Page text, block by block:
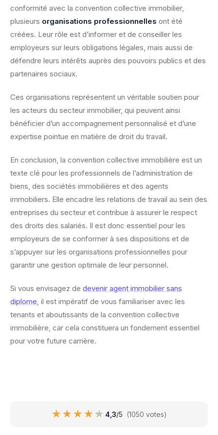
conformité avec la convention collective immobilier,
plusieurs organisations professionnelles ont été
créées. Leur rôle est d’informer et de conseiller les
employeurs sur leurs obligations légales, mais aussi de
défendre leurs intérêts auprès des pouvoirs publics et des
partenaires sociaux.
Ces organisations représentent un véritable soutien pour
les acteurs du secteur immobilier, qui peuvent ainsi
bénéficier d’un accompagnement personnalisé et d’une
expertise pointue en matière de droit du travail.
En conclusion, la convention collective immobilière est un
texte clé pour les professionnels de l’administration de
biens, des sociétés immobilières et des agents
immobiliers. Elle encadre les relations de travail au sein des
entreprises du secteur et contribue à assurer le respect
des droits des salariés. Il est donc essentiel pour les
employeurs de se conformer à ses dispositions et de
s’appuyer sur les organisations professionnelles pour
garantir une gestion optimale de leur personnel.
Si vous envisagez de devenir agent immobilier sans
diplome , il est impératif de vous familiariser avec les
tenants et aboutissants de la convention collective
immobilière, car cela constituera un fondement essentiel
pour votre future carrière.
★★★★★
★★★★★ 4,3/5 (1050 votes)